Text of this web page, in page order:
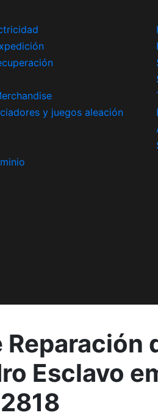
y juegos aleación
Reparación
Esclavo